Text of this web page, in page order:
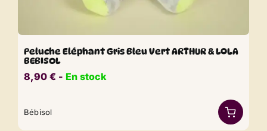
Peluche Eléphant Gris Bleu Vert ARTHUR & LOLA
BEBISOL
8,90 € ​​ - En stock
Bébisol